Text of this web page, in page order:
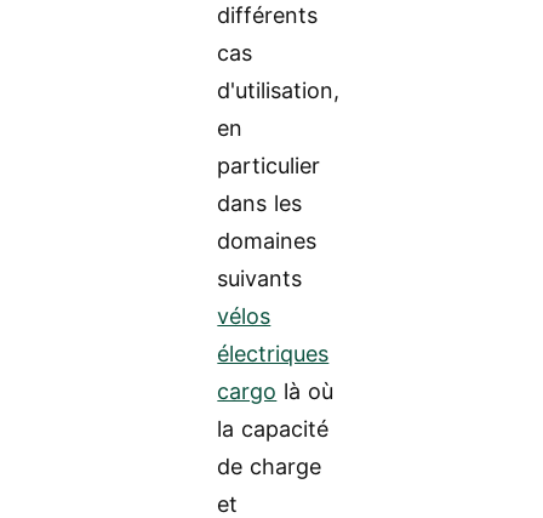
différents
cas
d'utilisation,
en
particulier
dans les
domaines
suivants
vélos
électriques
cargo là où
la capacité
de charge
et